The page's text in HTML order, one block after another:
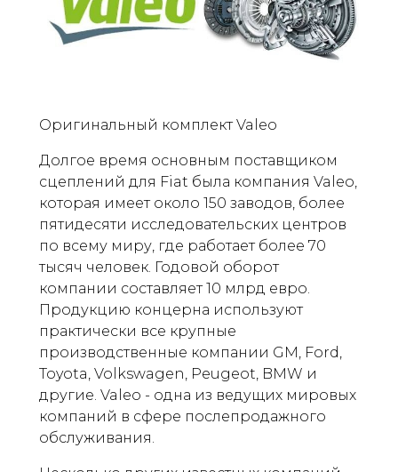
Оригинальный комплект Valeo
Долгое время основным поставщиком
сцеплений для Fiat была компания Valeo,
которая имеет около 150 заводов, более
пятидесяти исследовательских центров
по всему миру, где работает более 70
тысяч человек. Годовой оборот
компании составляет 10 млрд евро.
Продукцию концерна используют
практически все крупные
производственные компании GM, Ford,
Toyota, Volkswagen, Peugeot, BMW и
другие. Valeo - одна из ведущих мировых
компаний в сфере послепродажного
обслуживания.